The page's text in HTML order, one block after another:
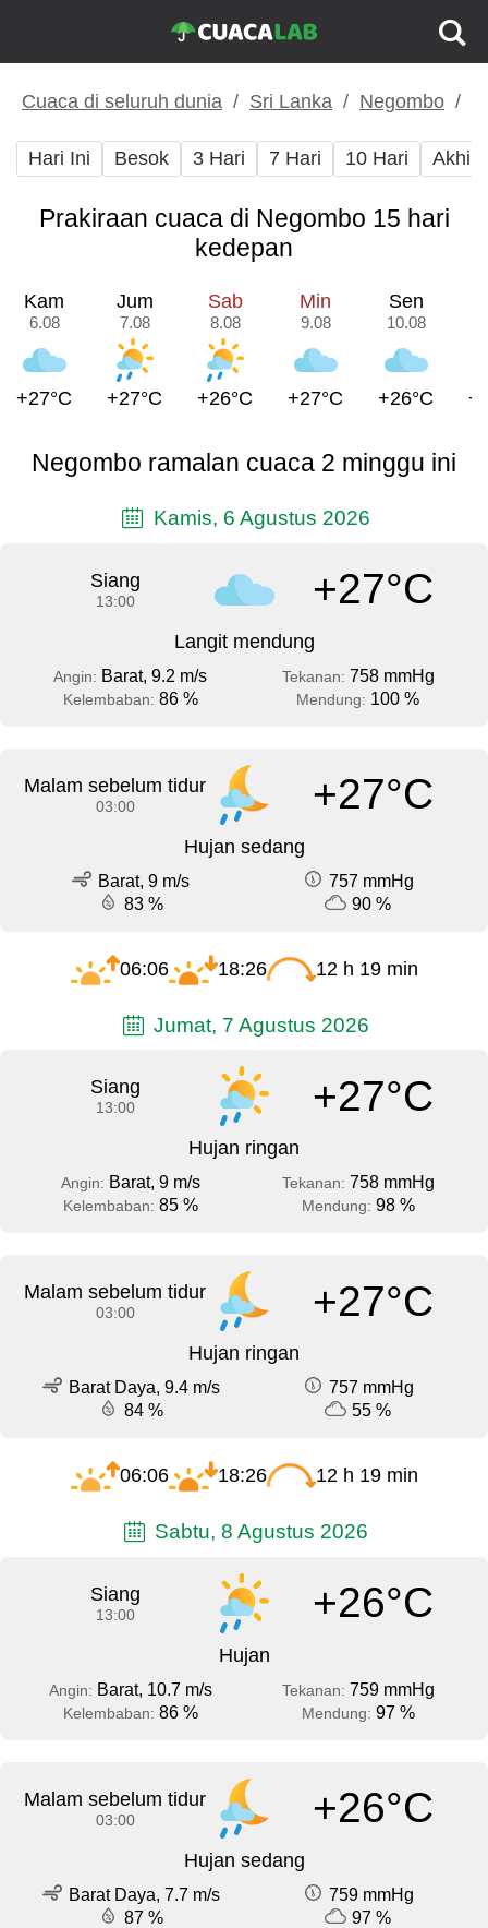
Cuaca di seluruh dunia Sri Lanka Negombo
Hari Ini Besok 3 Hari 7 Hari 10 Hari Akhir
Prakiraan cuaca di Negombo 15 hari
kedepan
Kam
6.08
+27°C
Jum
7.08
+27°C
Sab
8.08
+26°C
Min
9.08
+27°C
Sen
10.08
+26°C
Negombo ramalan cuaca 2 minggu ini
Kamis, 6 Agustus 2026
Siang
13:00 +27°C
Langit mendung
Angin: Barat, 9.2 m/s Tekanan: 758 mmHg
Kelembaban: 86 % Mendung: 100 %
Malam sebelum tidur
03:00 +27°C
Hujan sedang
Barat, 9 m/s
757 mmHg
83 %
90 %
06:06 18:26 12 h 19 min
Jumat, 7 Agustus 2026
Siang
13:00 +27°C
Hujan ringan
Angin: Barat, 9 m/s Tekanan: 758 mmHg
Kelembaban: 85 % Mendung: 98 %
Malam sebelum tidur
03:00 +27°C
Hujan ringan
Barat Daya, 9.4 m/s
757 mmHg
84 %
55 %
06:06 18:26 12 h 19 min
Sabtu, 8 Agustus 2026
Siang
13:00 +26°C
Hujan
Angin: Barat, 10.7 m/s Tekanan: 759 mmHg
Kelembaban: 86 % Mendung: 97 %
Malam sebelum tidur
03:00 +26°C
Hujan sedang
Barat Daya, 7.7 m/s
759 mmHg
87 %
97 %